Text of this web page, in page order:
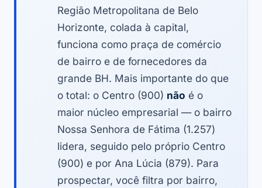
Região Metropolitana de Belo
Horizonte, colada à capital,
funciona como praça de comércio
de bairro e de fornecedores da
grande BH. Mais importante do que
o total: o Centro (900) não é o
maior núcleo empresarial — o bairro
Nossa Senhora de Fátima (1.257)
lidera, seguido pelo próprio Centro
(900) e por Ana Lúcia (879). Para
prospectar, você filtra por bairro,